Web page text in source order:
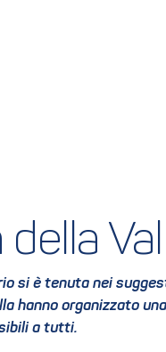
è tenuta nei
hanno organizzato
a tutti.